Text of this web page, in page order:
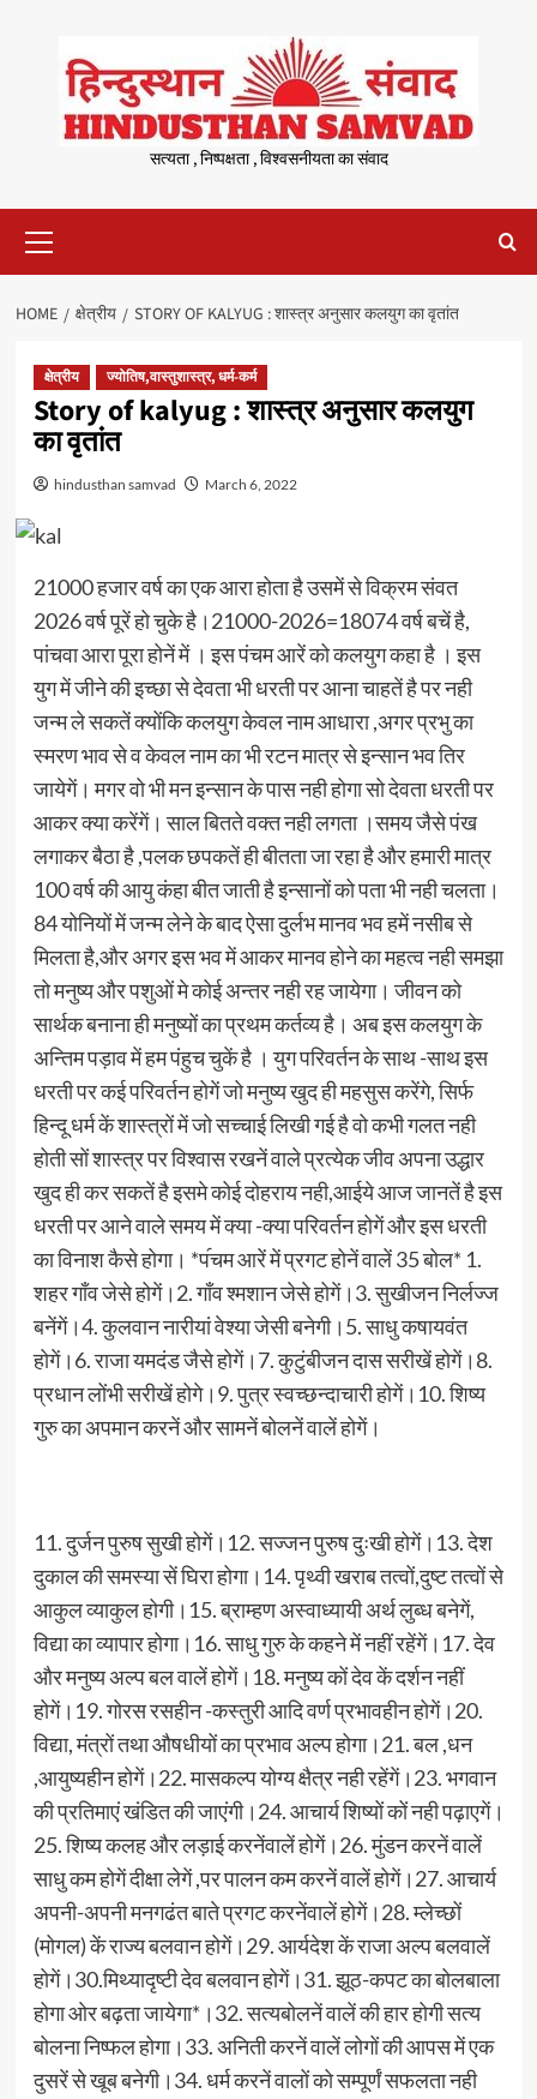
content
सत्यता , निष्पक्षता , विश्वसनीयता का संवाद
Menu
HOME क्षेत्रीय STORY OF KALYUG : शास्त्र अनुसार कलयुग का वृतांत
क्षेत्रीय ज्योतिष,वास्तुशास्त्र, धर्म-कर्म
Story of kalyug : शास्त्र अनुसार कलयुग
का वृतांत
hindusthan samvad March 6, 2022
21000 हजार वर्ष का एक आरा होता है उसमें से विक्रम संवत
2026 वर्ष पूरें हो चुके है।21000-2026=18074 वर्ष बचें है,
पांचवा आरा पूरा होनें में । इस पंचम आरें को कलयुग कहा है । इस
युग में जीने की इच्छा से देवता भी धरती पर आना चाहतें है पर नही
जन्म ले सकतें क्योंकि कलयुग केवल नाम आधारा ,अगर प्रभु का
स्मरण भाव से व केवल नाम का भी रटन मात्र से इन्सान भव तिर
जायेगें। मगर वो भी मन इन्सान के पास नही होगा सो देवता धरती पर
आकर क्या करेंगें। साल बितते वक्त नही लगता ।समय जैसे पंख
लगाकर बैठा है ,पलक छपकतें ही बीतता जा रहा है और हमारी मात्र
100 वर्ष की आयु कंहा बीत जाती है इन्सानों को पता भी नही चलता।
84 योनियों में जन्म लेने के बाद ऐसा दुर्लभ मानव भव हमें नसीब से
मिलता है,और अगर इस भव में आकर मानव होने का महत्व नही समझा
तो मनुष्य और पशुओं मे कोई अन्तर नही रह जायेगा। जीवन को
सार्थक बनाना ही मनुष्यों का प्रथम कर्तव्य है। अब इस कलयुग के
अन्तिम पड़ाव में हम पंहुच चुकें है । युग परिवर्तन के साथ -साथ इस
धरती पर कई परिवर्तन होगें जो मनुष्य खुद ही महसुस करेंगे, सिर्फ
हिन्दू धर्म कें शास्त्रों में जो सच्चाई लिखी गई है वो कभी गलत नही
होती सों शास्त्र पर विश्वास रखनें वाले प्रत्येक जीव अपना उद्धार
खुद ही कर सकतें है इसमे कोई दोहराय नही,आईये आज जानतें है इस
धरती पर आने वाले समय में क्या -क्या परिवर्तन होगें और इस धरती
का विनाश कैसे होगा। *प॔चम आरें में प्रगट होनें वालें 35 बोल* 1.
शहर गाँव जेसे होगें।2. गाँव श्मशान जेसे होगें।3. सुखीजन निर्लज्ज
बनेंगें।4. कुलवान नारीयां वेश्या जेसी बनेगी।5. साधु कषायवंत
होगें।6. राजा यमदंड जैसे होगें।7. कुटुंबीजन दास सरीखें होगें।8.
प्रधान लोंभी सरीखें होगे।9. पुत्र स्वच्छन्दाचारी होगें।10. शिष्य
गुरु का अपमान करनें और सामनें बोलनें वालें होगें।
11. दुर्जन पुरुष सुखी होगें।12. सज्जन पुरुष दुःखी होगें।13. देश
दुकाल की समस्या सें घिरा होगा।14. पृथ्वी खराब तत्वों,दुष्ट तत्वों से
आकुल व्याकुल होगी।15. ब्राम्हण अस्वाध्यायी अर्थ लुब्ध बनेगें,
विद्या का व्यापार होगा।16. साधु गुरु के कहने में नहीं रहेंगें।17. देव
और मनुष्य अल्प बल वालें होगें।18. मनुष्य कों देव कें दर्शन नहीं
होगें।19. गोरस रसहीन -कस्तुरी आदि वर्ण प्रभावहीन होगें।20.
विद्या, मंत्रों तथा औषधीयों का प्रभाव अल्प होगा।21. बल ,धन
,आयुष्यहीन होगें।22. मासकल्प योग्य क्षैत्र नही रहेंगें।23. भगवान
की प्रतिमाएं खंडित की जाएंगी।24. आचार्य शिष्यों कों नही पढ़ाएगें।
25. शिष्य कलह और लड़ाई करनेंवालें होगें।26. मुंडन करनें वालें
साधु कम होगें दीक्षा लेगें ,पर पालन कम करनें वालें होगें।27. आचार्य
अपनी-अपनी मनगढंत बाते प्रगट करनेंवालें होगें।28. म्लेच्छों
(मोगल) कें राज्य बलवान होगें।29. आर्यदेश कें राजा अल्प बलवालें
होगें।30.मिथ्यादृष्टी देव बलवान होगें।31. झूठ-कपट का बोलबाला
होगा ओर बढ़ता जायेगा*।32. सत्यबोलनें वालें की हार होगी सत्य
बोलना निष्फल होगा।33. अनिती करनें वालें लोगों की आपस में एक
दुसरें से खूब बनेगी।34. धर्म करनें वालों को सम्पूर्णं सफलता नही